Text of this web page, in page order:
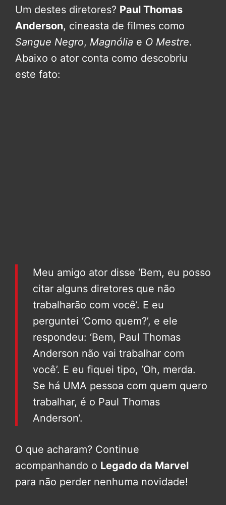
Um destes diretores? Paul Thomas
Anderson, cineasta de filmes como
Sangue Negro, Magnólia e O Mestre.
Abaixo o ator conta como descobriu
este fato:
Meu amigo ator disse ‘Bem, eu posso
citar alguns diretores que não
trabalharão com você’. E eu
perguntei ‘Como quem?’, e ele
respondeu: ‘Bem, Paul Thomas
Anderson não vai trabalhar com
você’. E eu fiquei tipo, ‘Oh, merda.
Se há UMA pessoa com quem quero
trabalhar, é o Paul Thomas
Anderson’.
O que acharam? Continue
acompanhando o Legado da Marvel
para não perder nenhuma novidade!